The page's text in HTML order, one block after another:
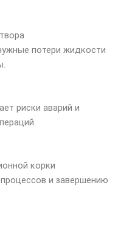
потери жидкости
риски аварий и
корки
и завершению